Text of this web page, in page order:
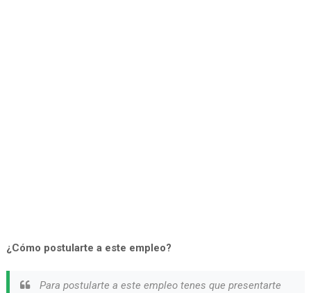
¿Cómo postularte a este empleo?
Para postularte a este empleo tenes que presentarte